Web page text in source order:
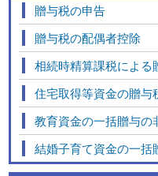
贈与税の申告
贈与税の配偶者控除
相続時精算課税による
住宅取得等資金の贈与
教育資金の一括贈与の
結婚子育て資金の一括